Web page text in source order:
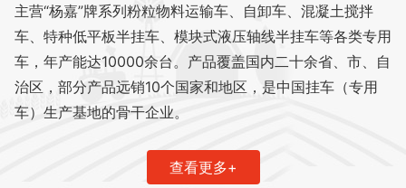
主营“杨嘉”牌系列粉粒物料运输车、自卸车、混凝土搅拌
车、特种低平板半挂车、模块式液压轴线半挂车等各类专用
车，年产能达10000余台。产品覆盖国内二十余省、市、自
治区，部分产品远销10个国家和地区，是中国挂车（专用
车）生产基地的骨干企业。
查看更多+